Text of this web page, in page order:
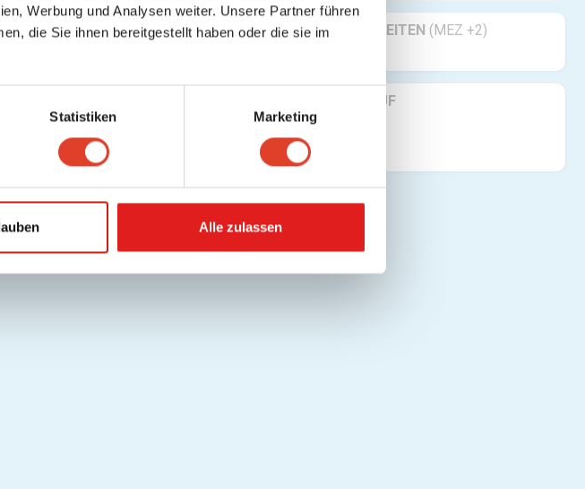
Werbung und Analysen weiter. Unsere Partner führen
die Sie ihnen bereitgestellt haben oder die sie im
Statistiken Marketing
Alle zulassen
GESCHÄFTSZEITEN (MEZ +2)
FINDE UNS AUF
Programmkinos in Wien. Der ursprüngliche
im 3. Wiener Gemeindebezirk Landstraße,
es in das Künstlerhaus am Karlsplatz, wo es
könnten.